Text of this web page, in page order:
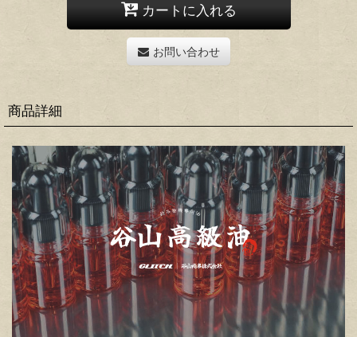
カートに入れる
お問い合わせ
商品詳細